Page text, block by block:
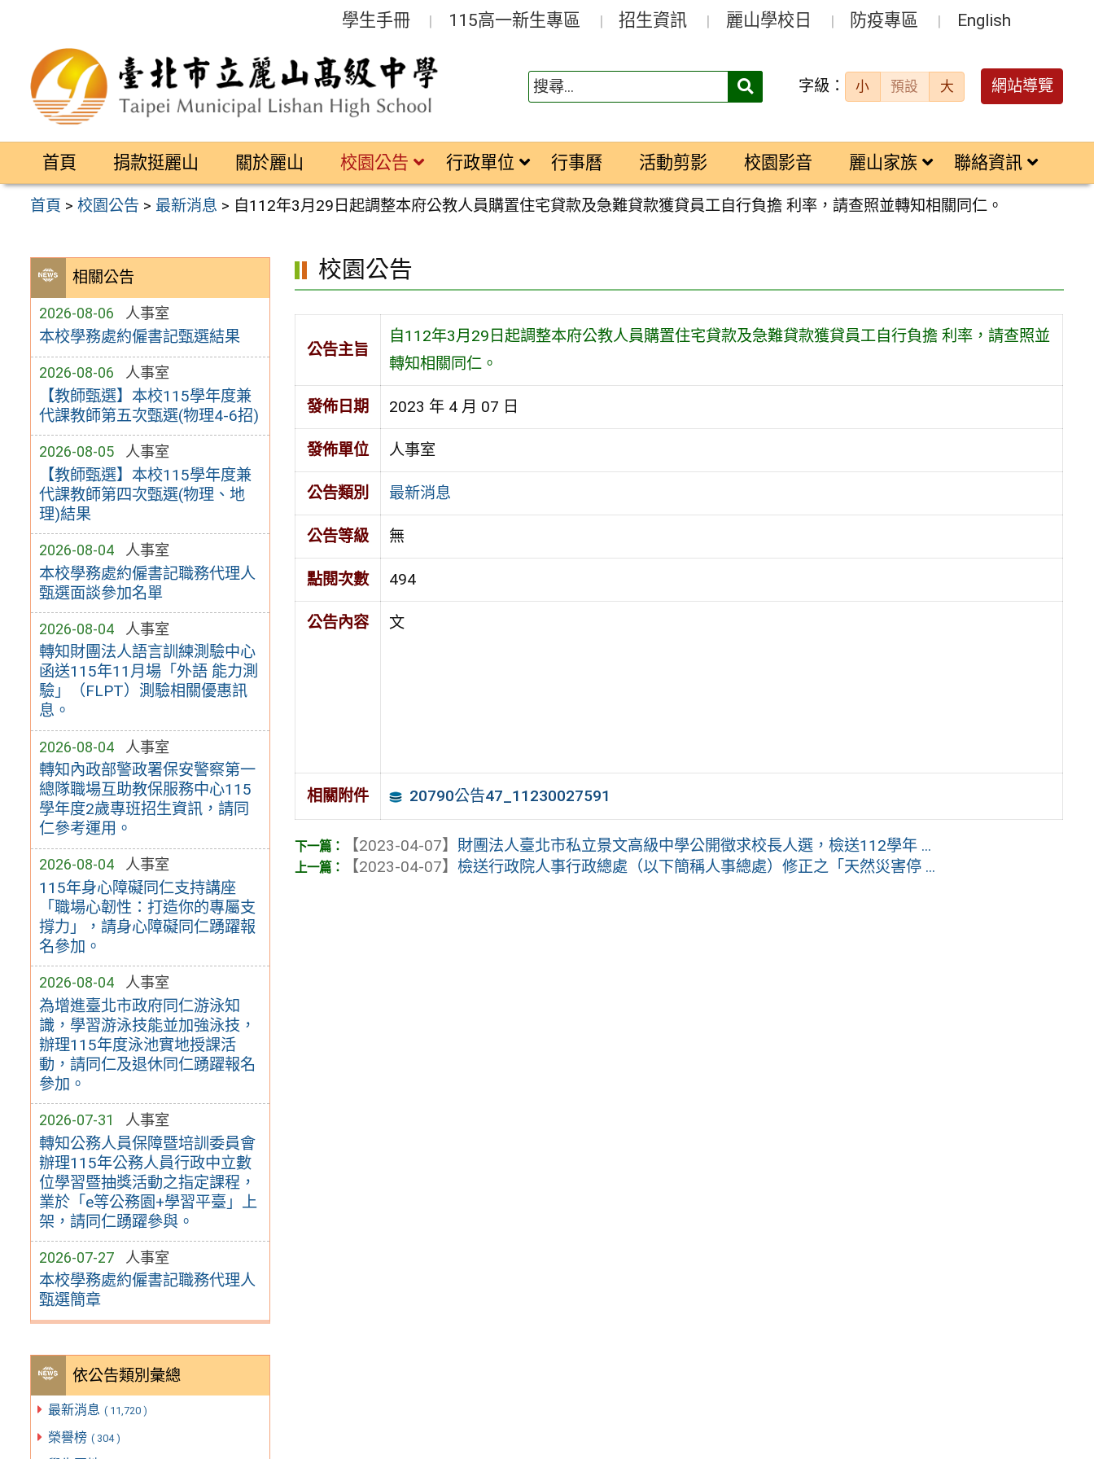
區
學生手冊 115高一新生專區 招生資訊 麗山學校日 防疫專區 English
搜
字級： 小 預設 大 網站導覽
首頁 捐款挺麗山 關於麗山 校園公告 行政單位 行事曆 活動剪影 校園影音 麗山家族 聯絡資訊
首頁 >校園公告 > 最新消息 > 自112年3月29日起調整本府公教人員購置住宅貸款及急難貸款獲貸員工自行負擔 利率，請查照並轉知相關同仁。
相關公告
2026-08-06 人事室
本校學務處約僱書記甄選結果
2026-08-06 人事室
【教師甄選】本校115學年度兼
代課教師第五次甄選(物理4-6招)
2026-08-05 人事室
【教師甄選】本校115學年度兼
代課教師第四次甄選(物理、地
理)結果
2026-08-04 人事室
本校學務處約僱書記職務代理人
甄選面談參加名單
2026-08-04 人事室
轉知財團法人語言訓練測驗中心
函送115年11月場「外語 能力測
驗」（FLPT）測驗相關優惠訊
息。
2026-08-04 人事室
轉知內政部警政署保安警察第一
總隊職場互助教保服務中心115
學年度2歲專班招生資訊，請同
仁參考運用。
2026-08-04 人事室
115年身心障礙同仁支持講座
「職場心韌性：打造你的專屬支
撐力」，請身心障礙同仁踴躍報
名參加。
2026-08-04 人事室
為增進臺北市政府同仁游泳知
識，學習游泳技能並加強泳技，
辦理115年度泳池實地授課活
動，請同仁及退休同仁踴躍報名
參加。
2026-07-31 人事室
轉知公務人員保障暨培訓委員會
辦理115年公務人員行政中立數
位學習暨抽獎活動之指定課程，
業於「e等公務園+學習平臺」上
架，請同仁踴躍參與。
2026-07-27 人事室
本校學務處約僱書記職務代理人
甄選簡章
依公告類別彙總
最新消息 ( 11,720 )
榮譽榜 ( 304 )
校園公告
公告主旨
自112年3月29日起調整本府公教人員購置住宅貸款及急難貸款獲貸員工自行負擔 利率，請查照並
轉知相關同仁。
發佈日期 2023 年 4 月 07 日
發佈單位 人事室
公告類別 最新消息
公告等級 無
點閱次數 494
公告內容 文
相關附件 20790公告47_11230027591
【2023-04-07】 財團法人臺北市私立景文高級中學公開徵求校長人選，檢送112學年 ...
【2023-04-07】檢送行政院人事行政總處（以下簡稱人事總處）修正之「天然災害停 ...